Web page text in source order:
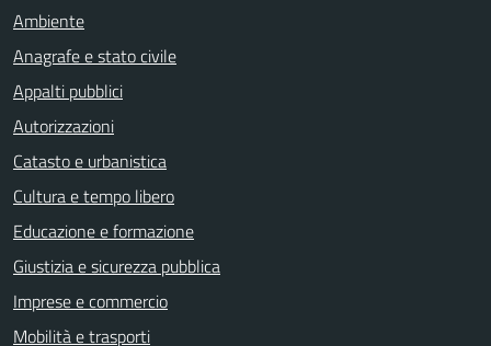
Ambiente
Anagrafe e stato civile
Appalti pubblici
Autorizzazioni
Catasto e urbanistica
Cultura e tempo libero
Educazione e formazione
Giustizia e sicurezza pubblica
Imprese e commercio
Mobilità e trasporti